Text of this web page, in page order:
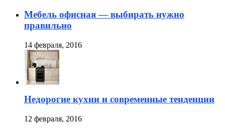
Мебель офисная — выбирать нужно
правильно
14 февраля, 2016
Недорогие кухни и современные тенденции
12 февраля, 2016